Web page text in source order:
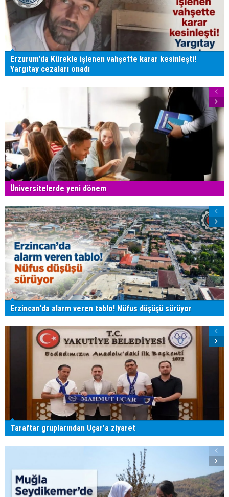
Erzurum'da Kürekle işlenen vahşette karar kesinleşti!
Yargıtay cezaları onadı
Üniversitelerde yeni dönem
Erzincan'da alarm veren tablo! Nüfus düşüşü sürüyor
Taraftar gruplarından Uçar'a ziyaret